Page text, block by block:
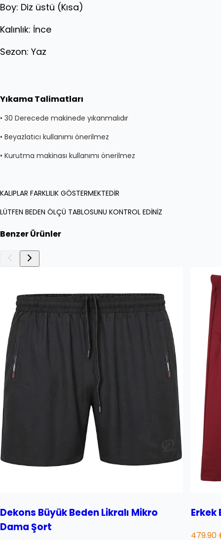
Boy: Diz üstü (Kısa)
Kalınlık: İnce
Sezon: Yaz
Yıkama Talimatları
• 30 Derecede makinede yıkanmalıdır
• Beyazlatıcı kullanımı önerilmez
• Kurutma makinası kullanımı önerilmez
KALIPLAR FARKLILIK GÖSTERMEKTEDİR
LÜTFEN BEDEN ÖLÇÜ TABLOSUNU KONTROL EDİNİZ
Benzer Ürünler
Dekons Büyük Beden Likralı Mikro
Dama Şort
Erkek
479.90